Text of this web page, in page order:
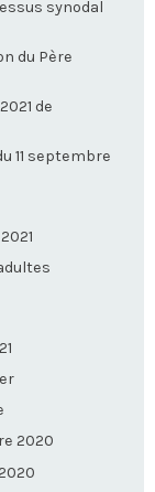
synodal
du Père
de
11 septembre
2020